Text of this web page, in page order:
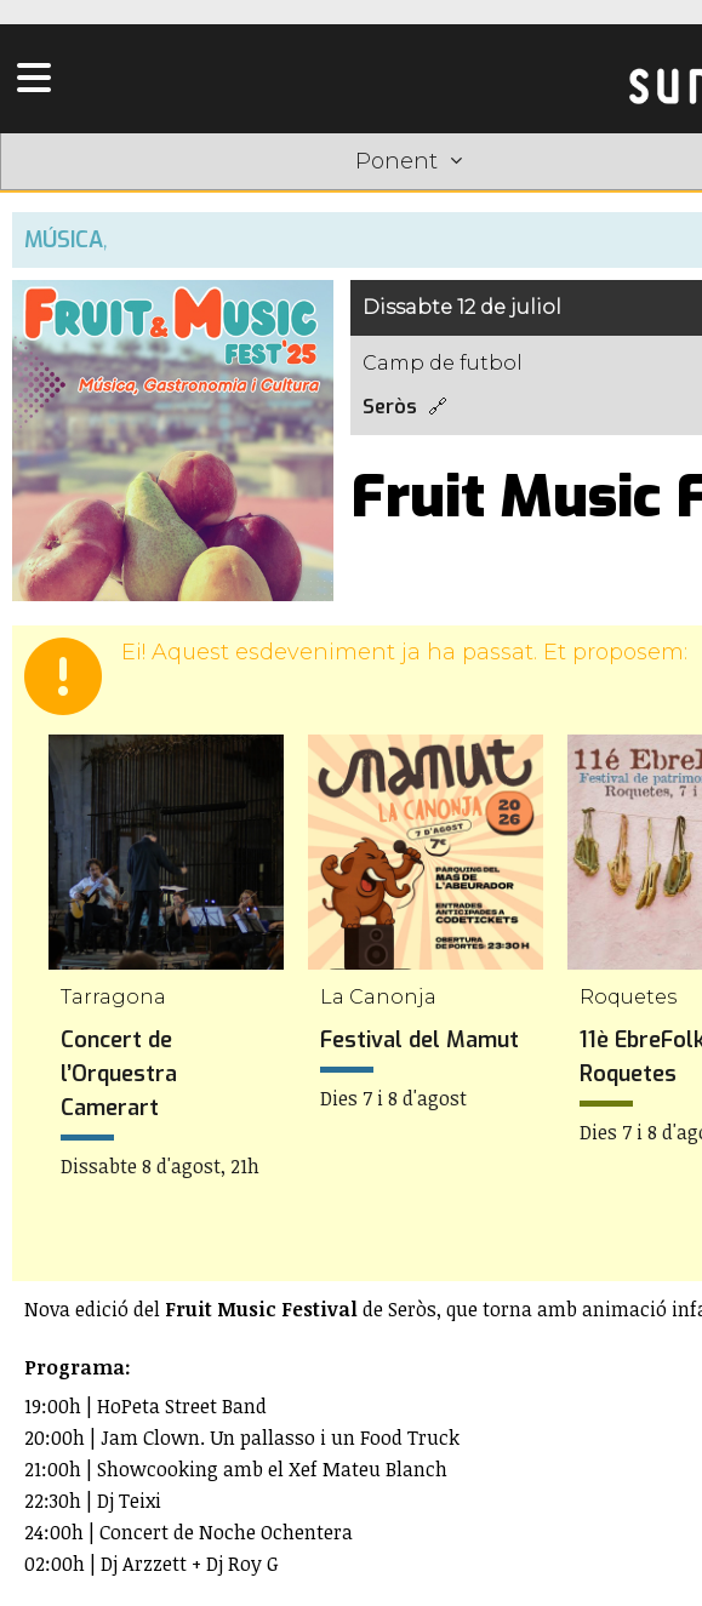
Ponent
MÚSICA,
Dissabte 12 de juliol
Camp de futbol
Seròs
Fruit Music
Ei! Aquest esdeveniment ja ha passat. Et proposem:
Tarragona
Concert de
l’Orquestra
Camerart
Dissabte 8 d'agost, 21h
La Canonja
Festival del Mamut
Dies 7 i 8 d'agost
Roquetes
11è
Roquetes
Dies 7 i 8
Nova edició del Fruit Music Festivalde Seròs, que torna amb animació
Programa:
19:00h | HoPeta Street Band
20:00h | Jam Clown. Un pallasso i un Food Truck
21:00h | Showcooking amb el Xef Mateu Blanch
22:30h | Dj Teixi
24:00h | Concert de Noche Ochentera
02:00h | Dj Arzzett + Dj Roy G